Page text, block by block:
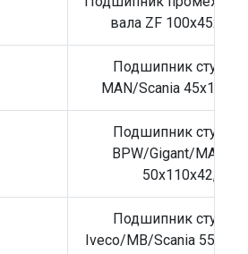
вала ZF
Подшипник
MAN/Scania
Подшипник
BPW/Gigant/MAN/
50x110x42,5
Подшипник
Iveco/MB/Scania